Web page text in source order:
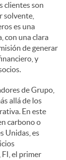
clientes son
solvente,
es una
con una clara
de generar
y
de Grupo,
allá de los
En este
carbono o
Unidas, es
FI, el primer